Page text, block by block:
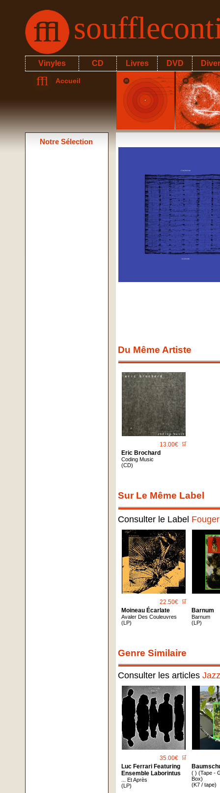
Vinyles CD Livres DVD
Accueil
Notre Sélection
Du Même Artiste
13.00€ 🛒
Eric Brochard
Coding Music
(CD)
Sur Le Même Label
Consulter le Label
22.50€ 🛒
Moineau Écarlate
Avaler Des Couleuvres
(LP)
Barnum
Barnum
(LP)
Genre Similaire
Consulter les articles
35.00€ 🛒
Luc Ferrari Featuring
Ensemble Laborintus
... Et Après
(LP)
( ) (Tape -
Box)
(K7 / tape)